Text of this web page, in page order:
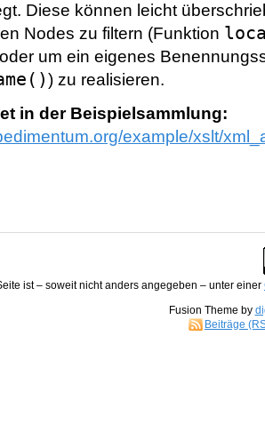
Diese können leicht
Nodes zu filtern (Funktion
oder um ein eigenes
) zu realisieren.
in der Beispielsammlung:
example/xslt/
ist – soweit nicht anders angegeben – unter einer
Fusion Theme by
Beiträge